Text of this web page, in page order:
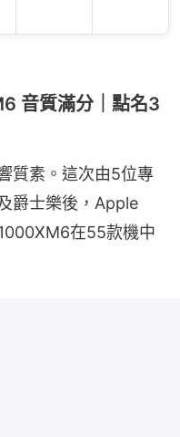
音質滿分｜點名3
質素。這次由5位專
爵士樂後，Apple
在55款機中